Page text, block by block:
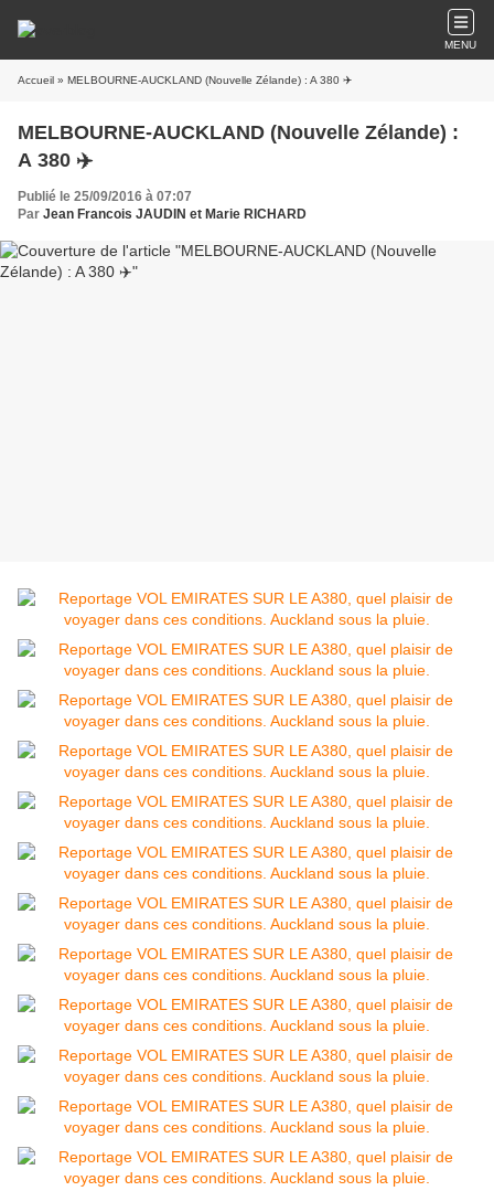
MENU
Accueil » MELBOURNE-AUCKLAND (Nouvelle Zélande) : A 380 ✈️
MELBOURNE-AUCKLAND (Nouvelle Zélande) :
A 380 ✈️
Publié le 25/09/2016 à 07:07
Par Jean Francois JAUDIN et Marie RICHARD